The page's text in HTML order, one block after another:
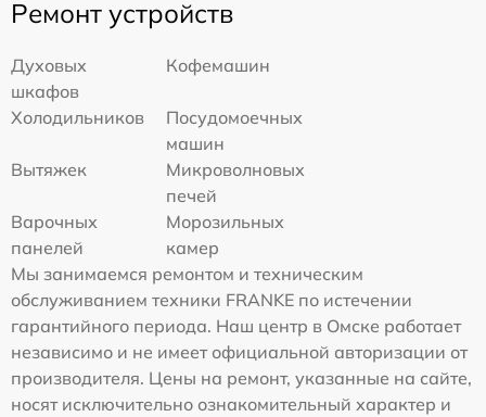
Ремонт устройств
Духовых
шкафов
Кофемашин
Холодильников
Посудомоечных
машин
Вытяжек
Микроволновых
печей
Варочных
панелей
Морозильных
камер
Мы занимаемся ремонтом и техническим
обслуживанием техники FRANKE по истечении
гарантийного периода. Наш центр в Омске работает
независимо и не имеет официальной авторизации от
производителя. Цены на ремонт, указанные на сайте,
носят исключительно ознакомительный характер и